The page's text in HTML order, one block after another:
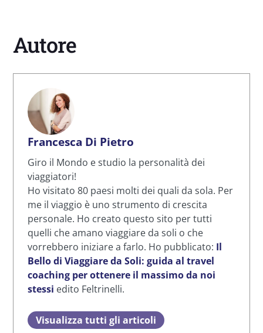
Autore
Francesca Di Pietro
Giro il Mondo e studio la personalità dei
viaggiatori!
Ho visitato 80 paesi molti dei quali da sola. Per
me il viaggio è uno strumento di crescita
personale. Ho creato questo sito per tutti
quelli che amano viaggiare da soli o che
vorrebbero iniziare a farlo. Ho pubblicato: Il
Bello di Viaggiare da Soli: guida al travel
coaching per ottenere il massimo da noi
stessi edito Feltrinelli.
Visualizza tutti gli articoli